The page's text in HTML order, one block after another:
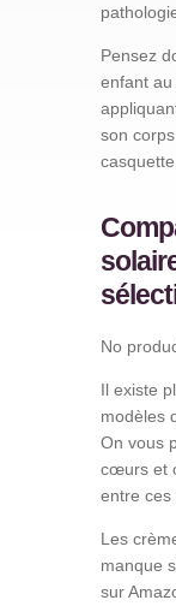
Pensez
enfant
son
No
Il existe
modèles
On vous
cœurs et
entre ces
Les
manque
sur